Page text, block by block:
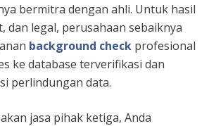
bermitra dengan ahli. Untuk hasil
dan legal, perusahaan sebaiknya
background check profesional
ke database terverifikasi dan
perlindungan data.
jasa pihak ketiga, Anda